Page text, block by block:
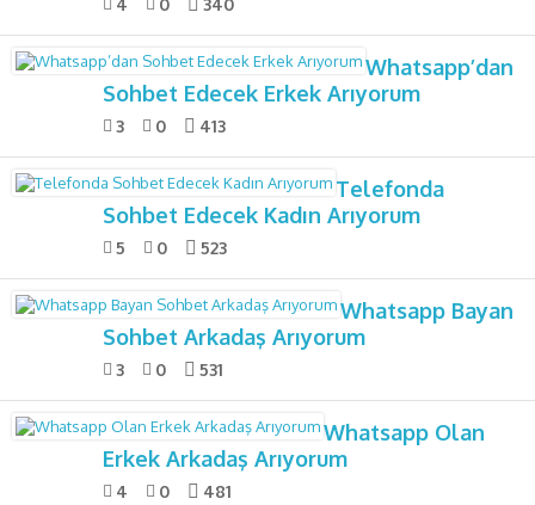
4 0 340
Whatsapp’dan
Sohbet Edecek Erkek Arıyorum
3 0 413
Telefonda
Sohbet Edecek Kadın Arıyorum
5 0 523
Whatsapp Bayan
Sohbet Arkadaş Arıyorum
3 0 531
Whatsapp Olan
Erkek Arkadaş Arıyorum
4 0 481